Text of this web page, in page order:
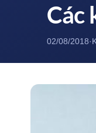
Các
02/08/2018·